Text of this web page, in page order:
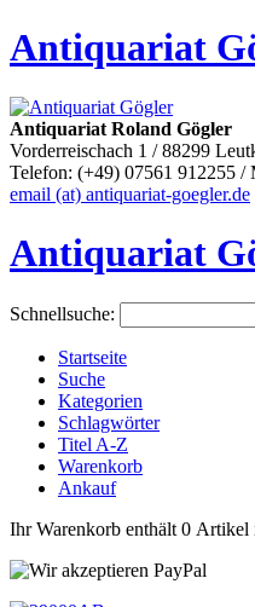
Antiquariat
Antiquariat Roland Gögler
Vorderreischach 1 / 88299
Telefon: (+49) 07561 912255 /
email (at) antiquariat-goegler.de
Antiquariat
Schnellsuche:
Startseite
Suche
Kategorien
Schlagwörter
Titel A-Z
Warenkorb
Ankauf
Ihr Warenkorb enthält 0